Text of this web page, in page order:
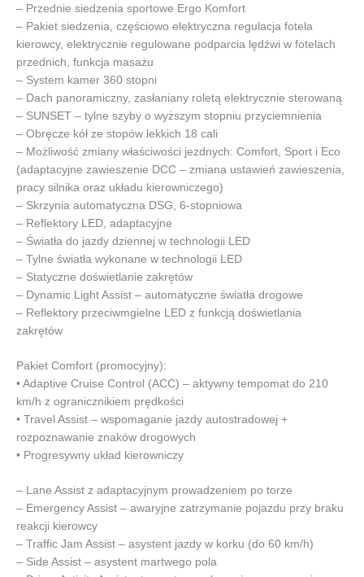
– Przednie siedzenia sportowe Ergo Komfort
– Pakiet siedzenia, częściowo elektryczna regulacja fotela
kierowcy, elektrycznie regulowane podparcia lędźwi w fotelach
przednich, funkcja masażu
– System kamer 360 stopni
– Dach panoramiczny, zasłaniany roletą elektrycznie sterowaną
– SUNSET – tylne szyby o wyższym stopniu przyciemnienia
– Obręcze kół ze stopów lekkich 18 cali
– Możliwość zmiany właściwości jezdnych: Comfort, Sport i Eco
(adaptacyjne zawieszenie DCC – zmiana ustawień zawieszenia,
pracy silnika oraz układu kierowniczego)
– Skrzynia automatyczna DSG, 6-stopniowa
– Reflektory LED, adaptacyjne
– Światła do jazdy dziennej w technologii LED
– Tylne światła wykonane w technologii LED
– Statyczne doświetlanie zakrętów
– Dynamic Light Assist – automatyczne światła drogowe
– Reflektory przeciwmgielne LED z funkcją doświetlania
zakrętów
Pakiet Comfort (promocyjny):
• Adaptive Cruise Control (ACC) – aktywny tempomat do 210
km/h z ogranicznikiem prędkości
• Travel Assist – wspomaganie jazdy autostradowej +
rozpoznawanie znaków drogowych
• Progresywny układ kierowniczy
– Lane Assist z adaptacyjnym prowadzeniem po torze
– Emergency Assist – awaryjne zatrzymanie pojazdu przy braku
reakcji kierowcy
– Traffic Jam Assist – asystent jazdy w korku (do 60 km/h)
– Side Assist – asystent martwego pola